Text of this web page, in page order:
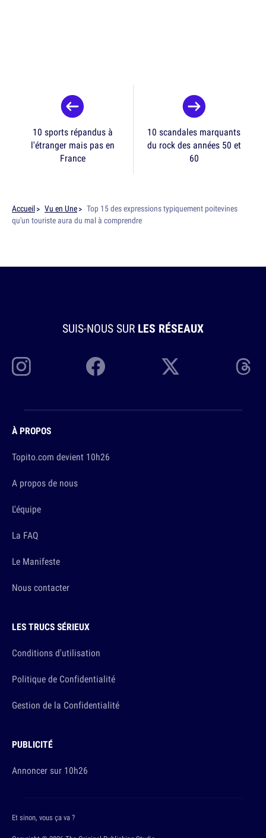
10 sports répandus à
l'étranger mais pas en
France
10 scandales marquants
du rock des années 50 et
60
Accueil Vu en Une
Top 15 des expressions typiquement poitevines
qu'un touriste aura du mal à comprendre
SUIS-NOUS SUR LES RÉSEAUX
À PROPOS
Topito.com devient 10h26
A propos de nous
L'équipe
La FAQ
Le Manifeste
Nous contacter
LES TRUCS SÉRIEUX
Conditions d'utilisation
Politique de Confidentialité
Gestion de la Confidentialité
PUBLICITÉ
Annoncer sur 10h26
Et sinon, vous ça va ?